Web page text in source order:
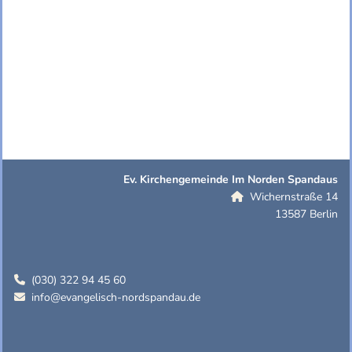
Ev. Kirchengemeinde Im Norden Spandaus
 Wichernstraße 14
13587 Berlin
 (030) 322 94 45 60
 info@evangelisch-nordspandau.de